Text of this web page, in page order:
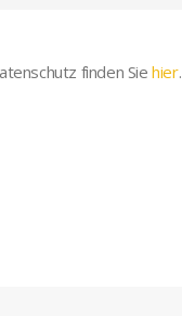
finden Siehier.